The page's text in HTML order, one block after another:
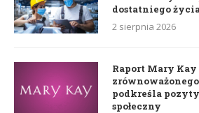
dostatniego
2 sierpnia 2026
Raport Mary
podkreśla
społeczny